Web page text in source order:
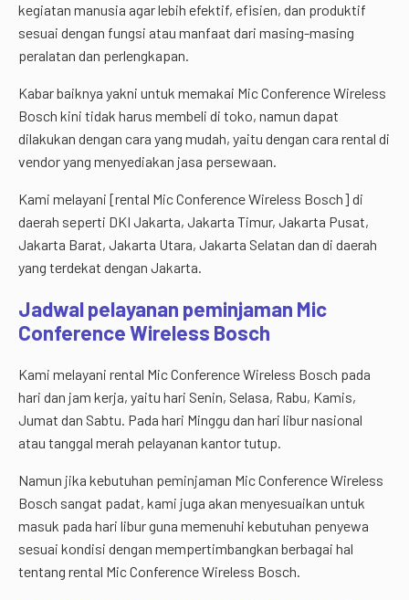
kegiatan manusia agar lebih efektif, efisien, dan produktif
sesuai dengan fungsi atau manfaat dari masing-masing
peralatan dan perlengkapan.
Kabar baiknya yakni untuk memakai Mic Conference Wireless
Bosch kini tidak harus membeli di toko, namun dapat
dilakukan dengan cara yang mudah, yaitu dengan cara rental di
vendor yang menyediakan jasa persewaan.
Kami melayani [rental Mic Conference Wireless Bosch] di
daerah seperti DKI Jakarta, Jakarta Timur, Jakarta Pusat,
Jakarta Barat, Jakarta Utara, Jakarta Selatan dan di daerah
yang terdekat dengan Jakarta.
Jadwal pelayanan peminjaman Mic
Conference Wireless Bosch
Kami melayani rental Mic Conference Wireless Bosch pada
hari dan jam kerja, yaitu hari Senin, Selasa, Rabu, Kamis,
Jumat dan Sabtu. Pada hari Minggu dan hari libur nasional
atau tanggal merah pelayanan kantor tutup.
Namun jika kebutuhan peminjaman Mic Conference Wireless
Bosch sangat padat, kami juga akan menyesuaikan untuk
masuk pada hari libur guna memenuhi kebutuhan penyewa
sesuai kondisi dengan mempertimbangkan berbagai hal
tentang rental Mic Conference Wireless Bosch.